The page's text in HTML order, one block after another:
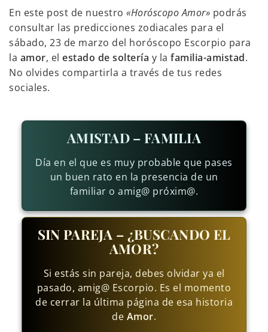
En este post de nuestro «Horóscopo Amor» podrás
consultar las predicciones zodiacales para el
sábado, 23 de marzo del horóscopo Escorpio para
la amor, el estado de soltería y la familia-amistad.
No olvides compartirla a través de tus redes
sociales.
AMISTAD – FAMILIA
Día en el que es muy probable que pases
un buen rato en la presencia de un
familiar o amig@ próxim@.
SIN PAREJA – ¿BUSCANDO EL
AMOR?
Si estás sin pareja, debes olvidar ya el
pasado, amig@ Escorpio. Es el momento
de cerrar la última página de esa historia
de Amor.